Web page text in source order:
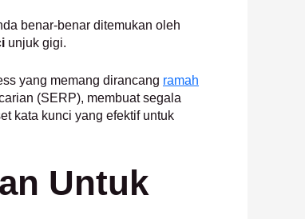
benar-benar ditemukan oleh
unjuk gigi.
yang memang dirancang ramah
(SERP), membuat segala
kata kunci yang efektif untuk
Untuk